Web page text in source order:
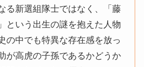
る新選組隊士ではなく、「藤
という出生の謎を抱えた人物
の中でも特異な存在感を放っ
が高虎の子孫であるかどうか